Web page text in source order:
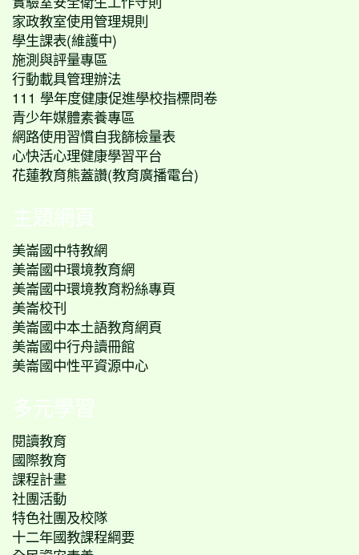
家政教室使用管理規則
學生課表(維護中)
施測與評量專區
行動載具管理辦法
111 學年度健康促進學校指標問卷
青少年媒體素養專區
網路使用習慣自我篩檢量表
心快活心理健康學習平台
花蓮教育熊蓋讚(教育廣播電台)
主題網頁
美崙國中特教網
美崙國中環境教育網
美崙國中環境教育粉絲專頁
美崙校刊
美崙國中本土語教育網頁
美崙國中行舟讀冊館
美崙國中性平資源中心
多元學習
閱讀教育
國際教育
課程計畫
社團活動
特色社團及校隊
十二年國教課程綱要